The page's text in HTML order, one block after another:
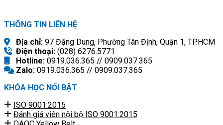
THÔNG TIN LIÊN HỆ
Địa chỉ: 97 Đặng Dung, Phường Tân Định, Quận 1, TP.HCM
Điện thoại: (028) 6276.5771
Hotline: 0919.036.365 // 0909.037.365
Zalo: 0919.036.365 // 0909.037.365
KHÓA HỌC NỔI BẬT
ISO 9001:2015
Đánh giá viên nội bộ ISO 9001:2015